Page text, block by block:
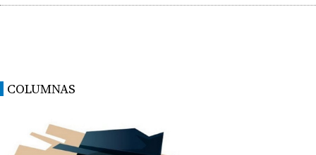
COLUMNAS